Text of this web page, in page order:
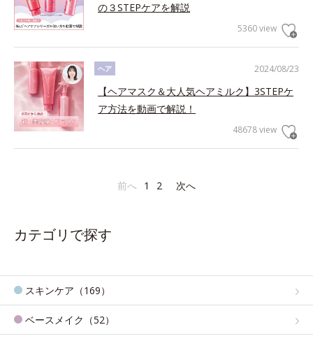
の３STEPケアを解説
5360 view
2024/08/23
ヘア
【ヘアマスク＆大人気ヘアミルク】3STEPケ
ア方法を動画で解説！
48678 view
前へ 1 2 次へ
カテゴリで探す
スキンケア（169）
ベースメイク（52）